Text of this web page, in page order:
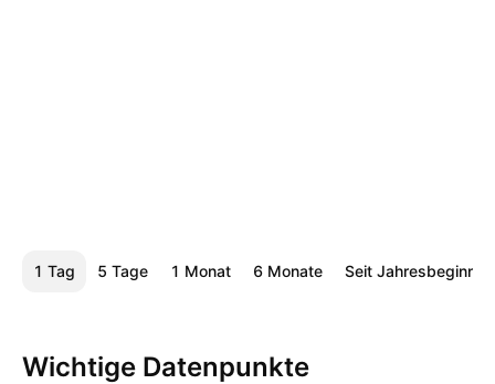
1 Tag 5 Tage 1 Monat 6 Monate Seit Jahresbeginn
Wichtige Datenpunkte